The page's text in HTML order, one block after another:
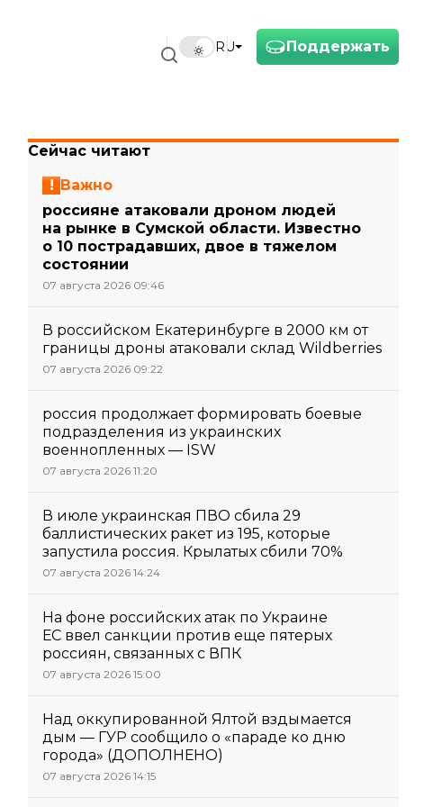
Поддержать
RU
Сейчас читают
Важно
россияне атаковали дроном людей
на рынке в Сумской области. Известно
о 10 пострадавших, двое в тяжелом
состоянии
07 августа 2026 09:46
В российском Екатеринбурге в 2000 км от
границы дроны атаковали склад Wildberries
07 августа 2026 09:22
россия продолжает формировать боевые
подразделения из украинских
военнопленных — ISW
07 августа 2026 11:20
В июле украинская ПВО сбила 29
баллистических ракет из 195, которые
запустила россия. Крылатых сбили 70%
07 августа 2026 14:24
На фоне российских атак по Украине
ЕС ввел санкции против еще пятерых
россиян, связанных с ВПК
07 августа 2026 15:00
Над оккупированной Ялтой вздымается
дым — ГУР сообщило о «параде ко дню
города» (ДОПОЛНЕНО)
07 августа 2026 14:15